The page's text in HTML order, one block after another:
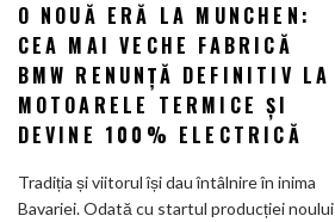
O
nouă
eră
Munchen:
Cea
O NOUĂ ERĂ LA MUNCHEN:
CEA MAI VECHE FABRICĂ
BMW RENUNȚĂ DEFINITIV LA
MOTOARELE TERMICE ȘI
DEVINE 100% ELECTRICĂ
Tradiția și viitorul își dau întâlnire în inima
Bavariei. Odată cu startul producției noului